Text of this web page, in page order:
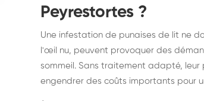
Peyrestortes ?
Une infestation de punaises de lit ne
l'œil nu, peuvent provoquer des
sommeil. Sans traitement adapté, leur
engendrer des coûts importants pour